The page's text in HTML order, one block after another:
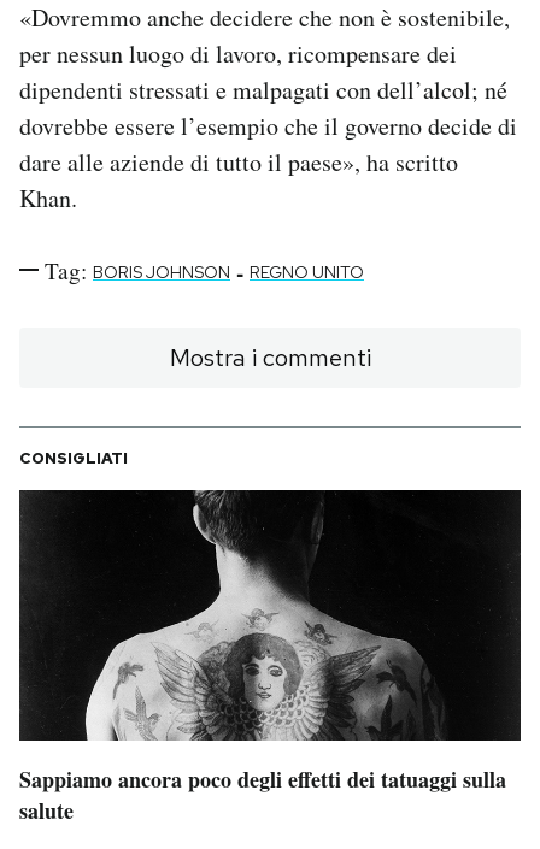
«Dovremmo anche decidere che non è sostenibile,
per nessun luogo di lavoro, ricompensare dei
dipendenti stressati e malpagati con dell’alcol; né
dovrebbe essere l’esempio che il governo decide di
dare alle aziende di tutto il paese», ha scritto
Khan.
Tag: BORIS JOHNSON - REGNO UNITO
Mostra i commenti
CONSIGLIATI
Sappiamo ancora poco degli effetti dei tatuaggi sulla
salute